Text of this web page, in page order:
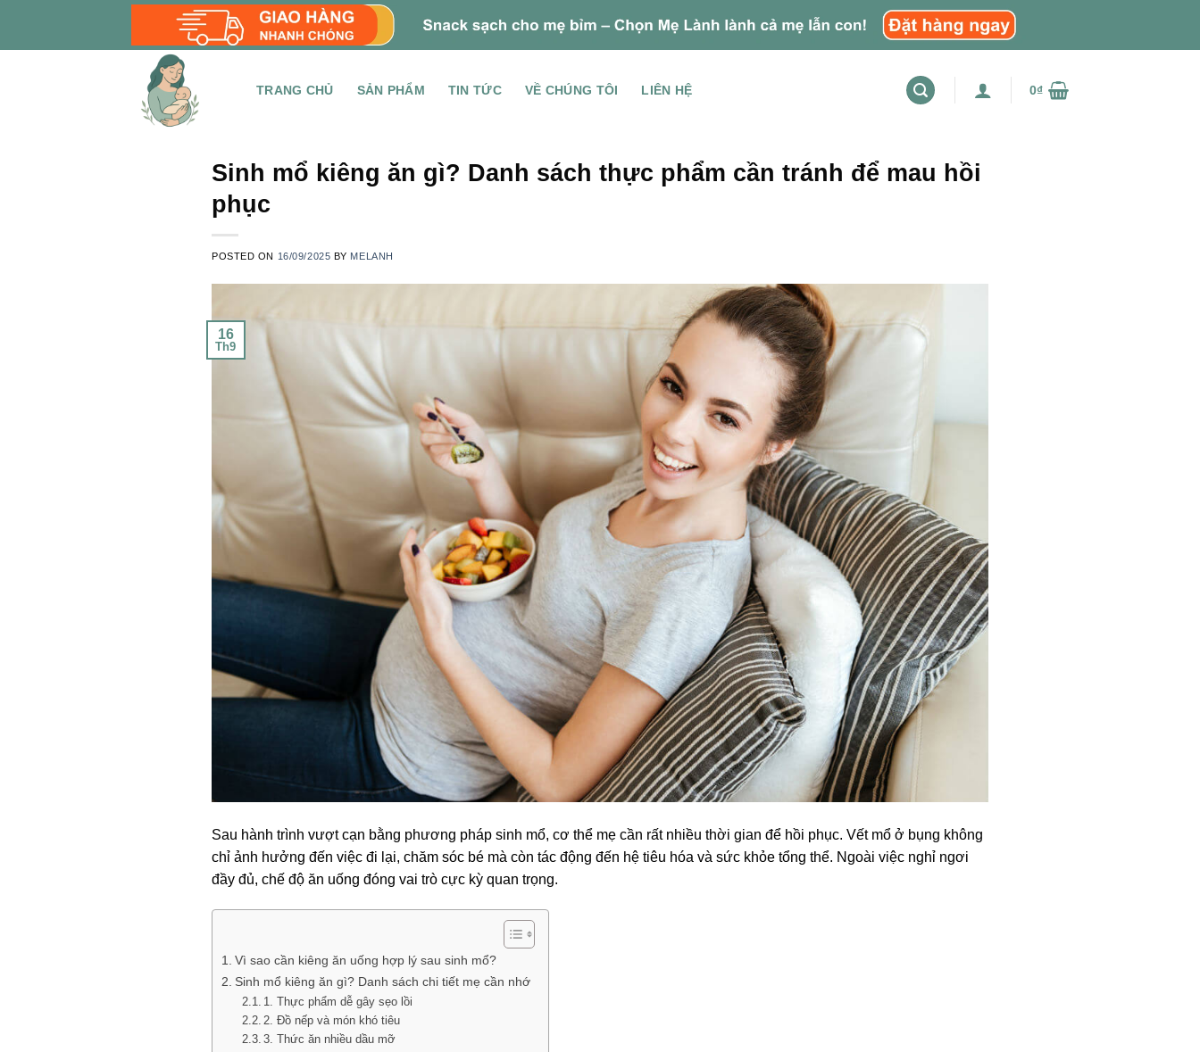
content
TRANG CHỦ SẢN PHẨM TIN TỨC VỀ CHÚNG TÔI LIÊN HỆ 0₫
Sinh mổ kiêng ăn gì? Danh sách thực phẩm cần tránh để mau hồi
phục
POSTED ON 16/09/2025 BY MELANH
16
Th9
Sau hành trình vượt cạn bằng phương pháp sinh mổ, cơ thể mẹ cần rất nhiều thời gian để hồi phục. Vết mổ ở bụng không
chỉ ảnh hưởng đến việc đi lại, chăm sóc bé mà còn tác động đến hệ tiêu hóa và sức khỏe tổng thể. Ngoài việc nghỉ ngơi
đầy đủ, chế độ ăn uống đóng vai trò cực kỳ quan trọng.
Vì sao cần kiêng ăn uống hợp lý sau sinh mổ?
Sinh mổ kiêng ăn gì? Danh sách chi tiết mẹ cần nhớ
1. Thực phẩm dễ gây sẹo lồi
2. Đồ nếp và món khó tiêu
3. Thức ăn nhiều dầu mỡ